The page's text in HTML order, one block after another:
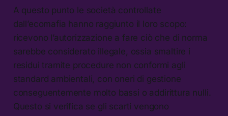
A questo punto le società controllate
dall’ecomafia hanno raggiunto il loro scopo:
ricevono l’autorizzazione a fare ciò che di norma
sarebbe considerato illegale, ossia smaltire i
residui tramite procedure non conformi agli
standard ambientali, con oneri di gestione
conseguentemente molto bassi o addirittura nulli.
Questo si verifica se gli scarti vengono